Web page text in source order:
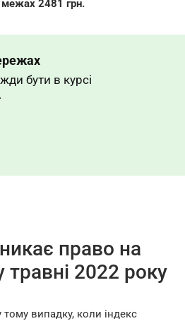
межах 2481 грн.
бути в курсі
право на
травні 2022 року
тому випадку, коли індекс